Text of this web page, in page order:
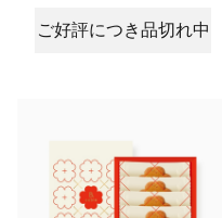
ご好評につき品切れ中